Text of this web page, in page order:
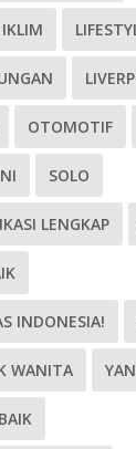
IKLIM
OTOMOTIF
SOLO
LENGKAP
INDONESIA!
WANITA